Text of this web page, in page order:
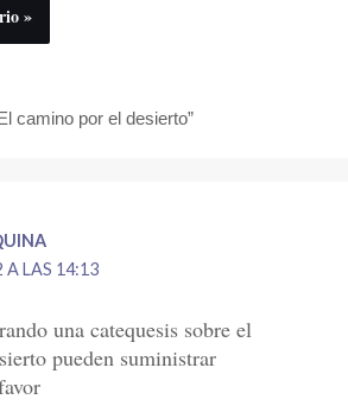
camino por el desierto”
LAS 14:13
una catequesis sobre el
pueden suministrar